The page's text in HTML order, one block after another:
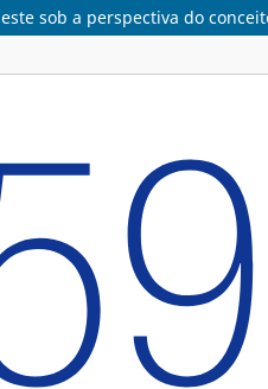
sob a perspectiva do